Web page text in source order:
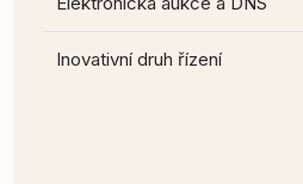
Inovativní druh řízení